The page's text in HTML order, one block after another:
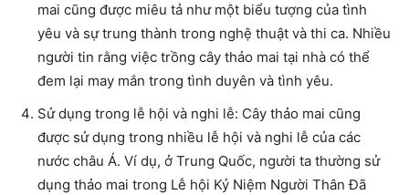
mai cũng được miêu tả như một biểu tượng của tình
yêu và sự trung thành trong nghệ thuật và thi ca. Nhiều
người tin rằng việc trồng cây thảo mai tại nhà có thể
đem lại may mắn trong tình duyên và tình yêu.
Sử dụng trong lễ hội và nghi lễ: Cây thảo mai cũng
được sử dụng trong nhiều lễ hội và nghi lễ của các
nước châu Á. Ví dụ, ở Trung Quốc, người ta thường sử
dụng thảo mai trong Lễ hội Kỷ Niệm Người Thân Đã